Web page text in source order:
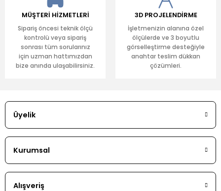
MÜŞTERİ HİZMETLERİ
Sipariş öncesi teknik ölçü
kontrolü veya sipariş
sonrası tüm sorularınız
için uzman hattımızdan
bize anında ulaşabilirsiniz.
3D PROJELENDİRME
İşletmenizin alanına özel
ölçülerde ve 3 boyutlu
görselleştirme desteğiyle
anahtar teslim dükkan
çözümleri.
Üyelik
Kurumsal
Alışveriş